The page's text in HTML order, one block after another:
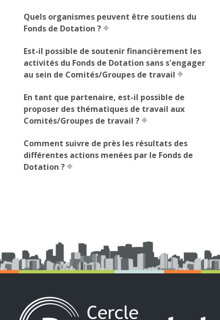
Quels organismes peuvent être soutiens du
Fonds de Dotation ?
Est-il possible de soutenir financièrement les
activités du Fonds de Dotation sans s'engager
au sein de Comités/Groupes de travail
En tant que partenaire, est-il possible de
proposer des thématiques de travail aux
Comités/Groupes de travail ?
Comment suivre de près les résultats des
différentes actions menées par le Fonds de
Dotation ?